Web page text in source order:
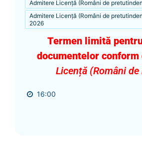
Admitere Licență (Români de
Admitere Licență (Români de
2026
Termen limită
documentelor
Licență (Români
16:00